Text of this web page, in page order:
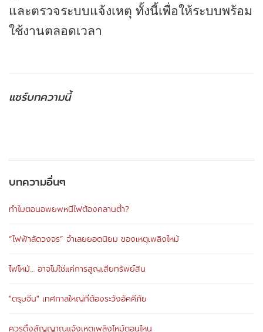
และตรวจระบบแจ้งเหตุ ทั้งนี้เพื่อให้ระบบพร้อม
ใช้งานตลอดเวลา
แชร์บทความนี้
บทความอื่นๆ
ทำไมตอนอพยพหนีไฟต้องคลานต่ำ?
“ไฟฟ้าลัดวงจร” จำเลยยอดนิยม ของเหตุเพลิงไหม้
ไฟไหม้… อาจไม่ใช่แค่การสูญเสียทรัพย์สิน
"ตรุษจีน" เทศกาลใหญ่ที่ต้องระวังอัคคีภัย
ควรดึงสัญญาณแจ้งเหตุเพลิงไหม้ตอนไหน